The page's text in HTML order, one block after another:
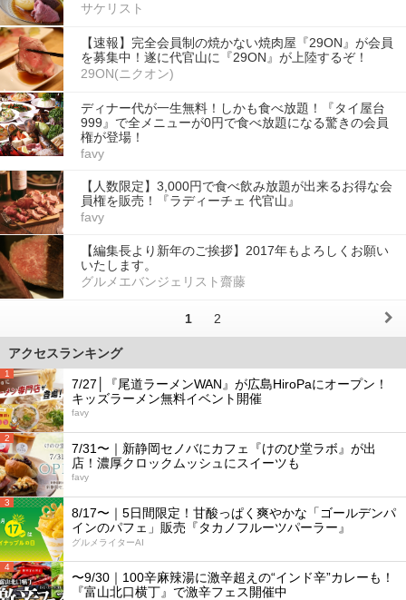
サケリスト
【速報】完全会員制の焼かない焼肉屋『29ON』が会員
を募集中！遂に代官山に『29ON』が上陸するぞ！
29ON(ニクオン)
ディナー代が一生無料！しかも食べ放題！『タイ屋台
999』で全メニューが0円で食べ放題になる驚きの会員
権が登場！
favy
【人数限定】3,000円で食べ飲み放題が出来るお得な会
員権を販売！『ラディーチェ 代官山』
favy
【編集長より新年のご挨拶】2017年もよろしくお願い
いたします。
グルメエバンジェリスト齋藤
1 2
アクセスランキング
1
7/27│『尾道ラーメンWAN』が広島HiroPaにオープン！
キッズラーメン無料イベント開催
favy
2
7/31〜｜新静岡セノバにカフェ『けのひ堂ラボ』が出
店！濃厚クロックムッシュにスイーツも
favy
3
8/17〜｜5日間限定！甘酸っぱく爽やかな「ゴールデンパ
インのパフェ」販売『タカノフルーツパーラー』
グルメライターAI
4
〜9/30｜100辛麻辣湯に激辛超えの“インド辛”カレーも！
『富山北口横丁』で激辛フェス開催中